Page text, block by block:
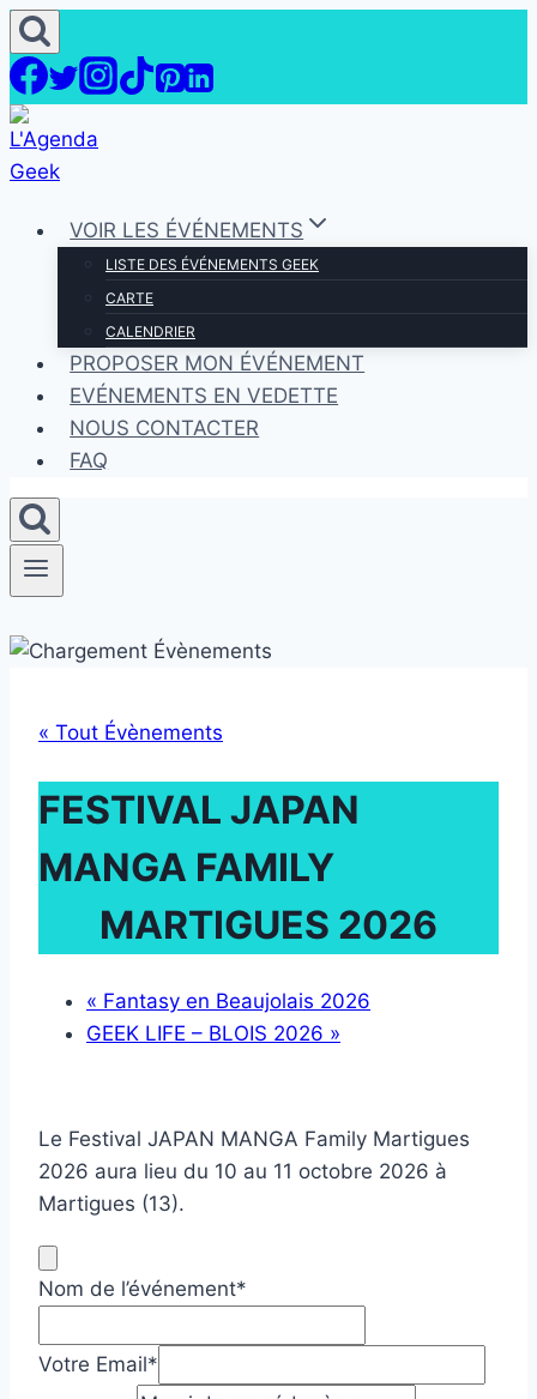
Aller
au
contenu
VOIR LES ÉVÉNEMENTS
LISTE DES ÉVÉNEMENTS GEEK
CARTE
CALENDRIER
PROPOSER MON ÉVÉNEMENT
EVÉNEMENTS EN VEDETTE
NOUS CONTACTER
FAQ
« Tout Évènements
FESTIVAL JAPAN
MANGA FAMILY
MARTIGUES 2026
« Fantasy en Beaujolais 2026
GEEK LIFE – BLOIS 2026 »
Le Festival JAPAN MANGA Family Martigues
2026 aura lieu du 10 au 11 octobre 2026 à
Martigues (13).
Nom de l’événement*
Votre Email*